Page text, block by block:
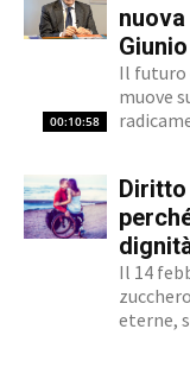
00:10:58
Il futuro
muove
ha
Il 14
eterne,